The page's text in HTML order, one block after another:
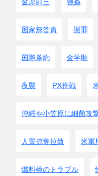
2 家宅捜査は
老若男女を問
使用中の
した
います
イ 検索或いは
(家屋内に置
国家無答責 謝罪
国際条約 金学順
夜襲 PX作戦
沖縄や小笠原に細菌攻
人質掠奪拉致 米軍
燃料棒のトラブル